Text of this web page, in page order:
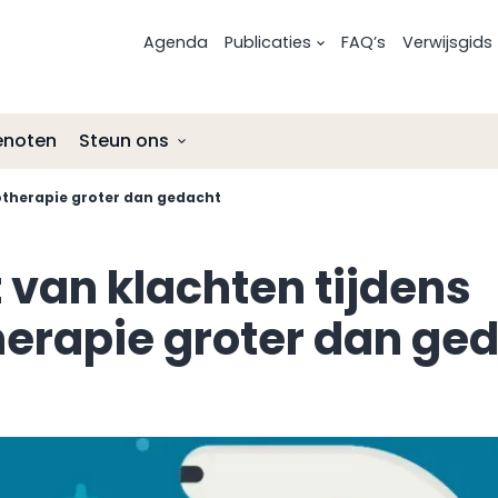
Agenda Publicaties FAQ’s Verwijsgids
Risicofactoren voor melanoom
Onderzoek en ontwikkelingen
Lotgenotencontact
Uitgezaaid oogmelanoom
Lotgenotencontact
Leven met en na oogmelanoom
Steun ons
Nalatenschap
ANBI-status Stichting Melanoom
groter dan gedacht
klachten tijdens
groter dan